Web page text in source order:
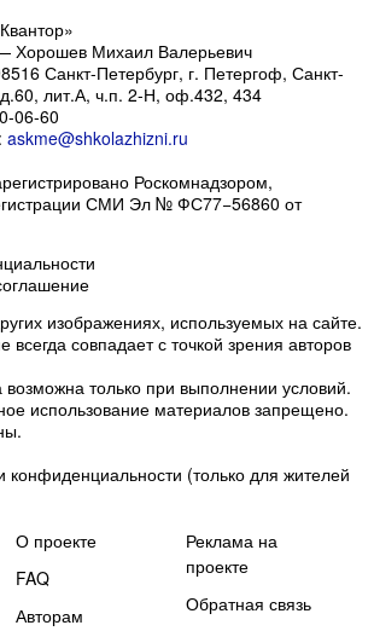
Хорошев Михаил Валерьевич
Санкт-Петербург, г. Петергоф, Санкт-
д.60, лит.А, ч.п. 2-Н, оф.432, 434
06-60
askme@shkolazhizni.ru
Роскомнадзором,
СМИ Эл № ФС77−56860 от
изображениях, используемых на сайте.
совпадает с точкой зрения авторов
только при выполнении условий.
использование материалов запрещено.
конфиденциальности (только для жителей
О проекте
FAQ
Авторам
Реклама на
проекте
Обратная связь